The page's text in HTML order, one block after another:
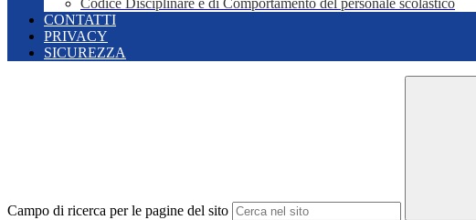
Codice Disciplinare e di Comportamento del personale scolastico
CONTATTI
PRIVACY
SICUREZZA
Campo di ricerca per le pagine del sito